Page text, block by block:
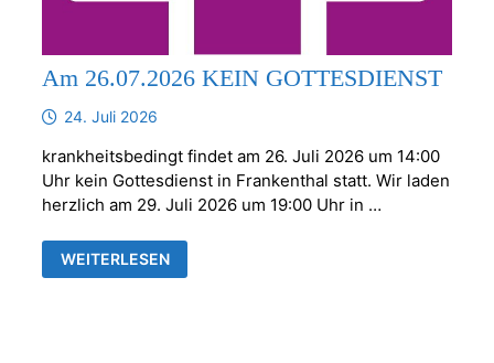
Am 26.07.2026 KEIN GOTTESDIENST
24. Juli 2026
krankheitsbedingt findet am 26. Juli 2026 um 14:00
Uhr kein Gottesdienst in Frankenthal statt. Wir laden
herzlich am 29. Juli 2026 um 19:00 Uhr in …
AM
26.07.2026
KEIN
WEITERLESEN